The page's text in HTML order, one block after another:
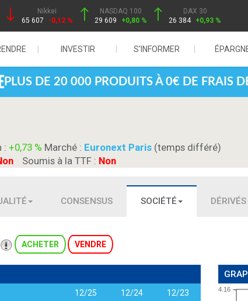
Nikkei
65 607
-0,12 %
NASDAQ 100
29 609
+0,80 %
DAX 30
26 384 +0,93 %
INVESTIR S'INFORMER
PLUS DE 20 000 PRODUITS À 0€ DE FRAIS
: +0,73 % Marché : Euronext Paris (temps différé)
Soumis à la TTF : Non
CONSENSUS SOCIÉTÉ DÉRIVÉS
ACHETER VENDRE
12/25 12/24
12/23
4.16